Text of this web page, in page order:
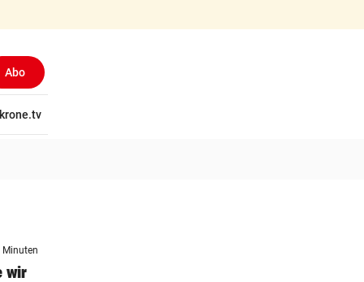
Abo
krone.tv
Minuten
wir